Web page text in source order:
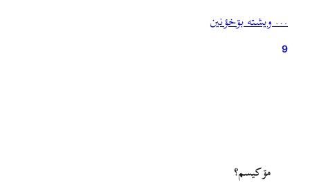
نشده است. عباس گلستانی در دو مقاله‌ی مفصل خود، روی
دو موضوع «خطی…
… ويشته بۊخؤنين
9
مۊ کيسم؟